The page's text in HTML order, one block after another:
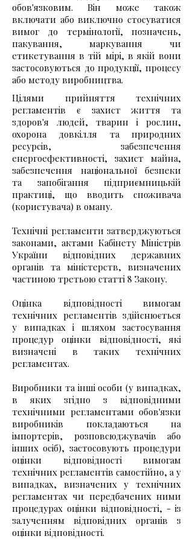
обов'язковим. Він може також
включати або виключно стосуватися
вимог до термінології, позначень,
пакування, маркування чи
етикетування в тій мірі, в якій вони
застосовуються до продукції, процесу
або методу виробництва.
Цілями прийняття технічних
регламентів є захист життя та
здоров'я людей, тварин і рослин,
охорона довкілля та природних
ресурсів, забезпечення
енергоефективності, захист майна,
забезпечення національної безпеки
та запобігання підприємницькій
практиці, що вводить споживача
(користувача) в оману.
Технічні регламенти затверджуються
законами, актами Кабінету Міністрів
України відповідних державних
органів та міністерств, визначених
частиною третьою статті 8 Закону.
Оцінка відповідності вимогам
технічних регламентів здійснюється
у випадках і шляхом застосування
процедур оцінки відповідності, які
визначені в таких технічних
регламентах.
​Виробники та інші особи (у випадках,
в яких згідно з відповідними
технічними регламентами обов'язки
виробників покладаються на
імпортерів, розповсюджувачів або
інших осіб), застосовують процедури
оцінки відповідності вимогам
технічних регламентів самостійно, а у
випадках, визначених у технічних
регламентах чи передбачених ними
процедурах оцінки відповідності, - із
залученням відповідних органів з
оцінки відповідності.